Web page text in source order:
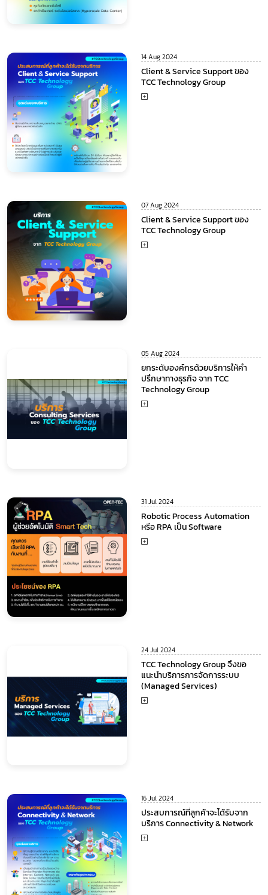
14 Aug 2024
Client & Service Support ของ
TCC Technology Group
07 Aug 2024
Client & Service Support ของ
TCC Technology Group
05 Aug 2024
ยกระดับองค์กรด้วยบริการให้คำ
ปรึกษาทางธุรกิจ จาก TCC
Technology Group
31 Jul 2024
Robotic Process Automation
หรือ RPA เป็น Software
24 Jul 2024
TCC Technology Group จึงขอ
แนะนำบริการการจัดการระบบ
(Managed Services)
16 Jul 2024
ประสบการณ์ที่ลูกค้าจะได้รับจาก
บริการ Connectivity & Network